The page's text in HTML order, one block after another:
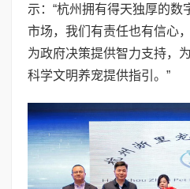
示：“杭州拥有得天独厚的数
市场，我们有责任也有信心
为政府决策提供智力支持，
科学文明养宠提供指引。”